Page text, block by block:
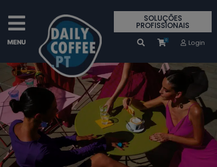
SOLUÇÕES
PROFISSIONAIS
0 Login